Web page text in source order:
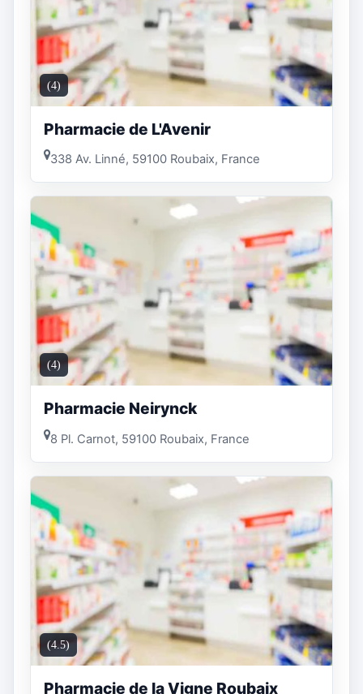
(4)
Pharmacie de L'Avenir
338 Av. Linné, 59100 Roubaix, France
(4)
Pharmacie Neirynck
8 Pl. Carnot, 59100 Roubaix, France
(4.5)
Pharmacie de la Vigne Roubaix